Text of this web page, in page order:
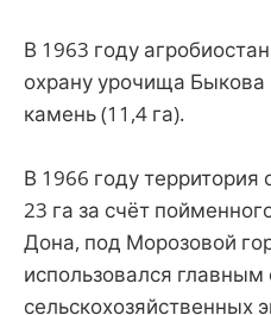
В 1963 году
охрану урочища Быкова
камень (11,4 га).
В 1966 году территория
23 га за счёт
Дона, под Морозовой
использовался
сельскохозяйственных